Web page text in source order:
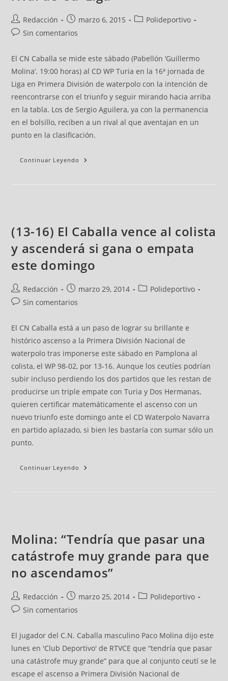
Redacción marzo 6, 2015
Polideportivo
Sin comentarios
El CN Caballa se mide este sábado (Pabellón ‘Guillermo
Molina’. 19:00 horas) al CD WP Turia en la 16ª jornada de
Liga en Primera División de waterpolo con la intención de
reencontrarse con el triunfo y seguir mirando hacia arriba
en la tabla. Los de Sergio Aguilera, ya con la permanencia
en el bolsillo, reciben a un rival al que aventajan en un
punto en la clasificación.
Continuar Leyendo
(13-16) El Caballa vence al colista
y ascenderá si gana o empata
este domingo
Redacción marzo 29, 2014
Polideportivo
Sin comentarios
El CN Caballa está a un paso de lograr su brillante e
histórico ascenso a la Primera División Nacional de
waterpolo tras imponerse este sábado en Pamplona al
colista, el WP 98-02, por 13-16. Aunque los ceutíes podrían
subir incluso perdiendo los dos partidos que les restan de
producirse un triple empate con Turia y Dos Hermanas,
quieren certificar matemáticamente el ascenso con un
nuevo triunfo este domingo ante el CD Waterpolo Navarra
en partido aplazado, si bien les bastaría con sumar sólo un
punto.
Continuar Leyendo
Molina: “Tendría que pasar una
catástrofe muy grande para que
no ascendamos”
Redacción marzo 25, 2014
Polideportivo
Sin comentarios
El jugador del C.N. Caballa masculino Paco Molina dijo este
lunes en 'Club Deportivo' de RTVCE que “tendría que pasar
una catástrofe muy grande” para que al conjunto ceutí se le
escape el ascenso a Primera División Nacional de